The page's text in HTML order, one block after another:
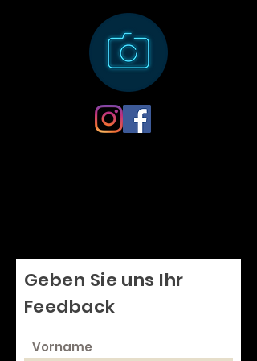
Geben Sie uns Ihr
Feedback